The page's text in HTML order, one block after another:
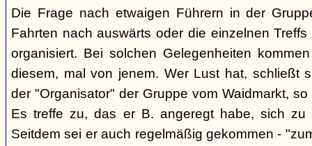
Die Frage nach etwaigen Führern in der
Fahrten nach auswärts oder die einzelnen
organisiert. Bei solchen Gelegenheiten
diesem, mal von jenem. Wer Lust hat, schließt
der "Organisator" der Gruppe vom Waidmarkt,
Es treffe zu, das er B. angeregt habe, sich zu
Seitdem sei er auch regelmäßig gekommen -